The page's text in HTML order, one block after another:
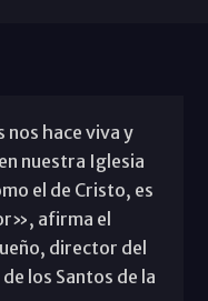
hace viva y
nuestra Iglesia
el de Cristo, es
afirma el
director del
los Santos de la